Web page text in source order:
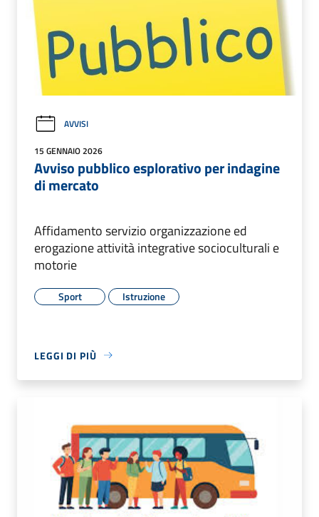
AVVISI
15 GENNAIO 2026
Avviso pubblico esplorativo per indagine
di mercato
Affidamento servizio organizzazione ed
erogazione attività integrative socioculturali e
motorie
Sport Istruzione
LEGGI DI PIÙ